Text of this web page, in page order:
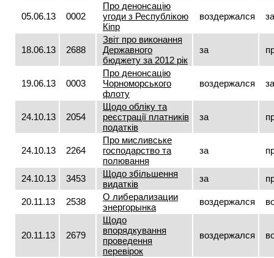
05.06.13 0002
Про денонсацію
угоди з Республікою
Кіпр
воздержался за
18.06.13 2688
Звіт про виконання
Державного
бюджету за 2012 рік
за
19.06.13 0003
Про денонсацію
Чорноморського
флоту
воздержался за
24.10.13 2054
Щодо обліку та
реєстрації платників
податків
за
24.10.13 2264
Про мисливське
господарство та
полювання
за
24.10.13 3453
Щодо збільшення
видатків
за
20.11.13 2538
О либерализации
энергорынка
воздержался
20.11.13 2679
Щодо
впорядкування
проведення
перевірок
воздержался